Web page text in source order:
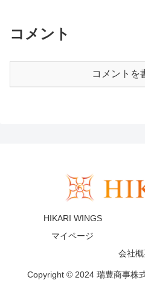
コメント
コメントを
HIKARI WINGS
マイページ
会社
Copyright © 2024 瑞豊商事株